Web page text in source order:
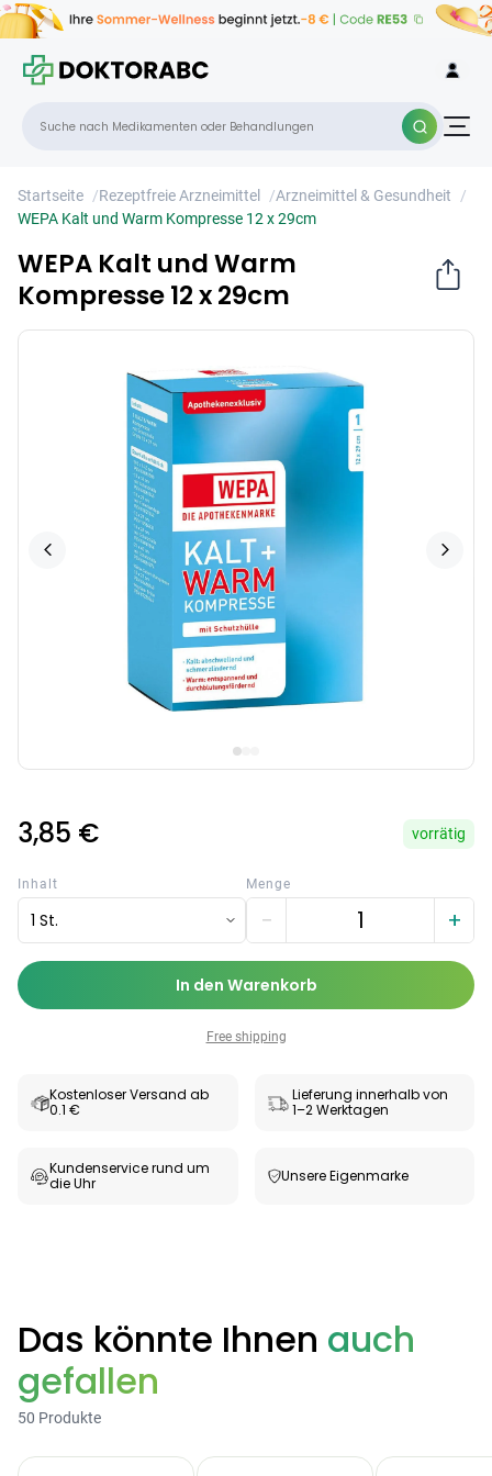
Testzentrum
Gesundheit
Startseite /Rezeptfreie Arzneimittel /Arzneimittel & Gesundheit
/
WEPA Kalt und Warm Kompresse 12 x 29cm
WEPA Kalt und Warm
Kompresse 12 x 29cm
3,85 € vorrätig
Inhalt
1 St.
Menge
− +
In den Warenkorb
Free shipping
Kostenloser Versand ab
0.1 €
Lieferung innerhalb von
1–2 Werktagen
Kundenservice rund um
die Uhr
Unsere Eigenmarke
29cm
×
Das könnte Ihnen auch
gefallen
50 Produkte